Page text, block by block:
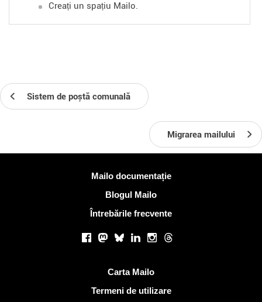
Creați un spațiu Mailo.
Sistem de poștă comunală
Migrarea mailului
Mailo documentație
Blogul Mailo
Întrebările frecvente
Facebook
Mastodon
BlueskyLinkedInInstagram
Threads
Carta Mailo
Termeni de utilizare